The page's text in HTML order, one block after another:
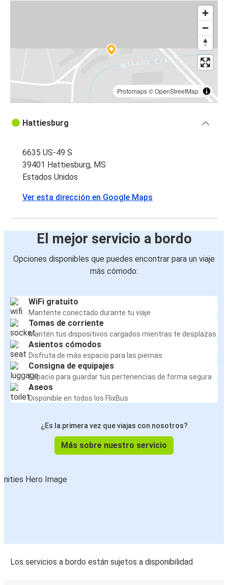
Protomaps©OpenStreetMap
Hattiesburg
6635 US-49 S
39401 Hattiesburg, MS
Estados Unidos
Ver esta dirección en Google Maps
El mejor servicio a bordo
Opciones disponibles que puedes encontrar para un viaje
más cómodo:
WiFi gratuito
Mantente conectado durante tu viaje
Tomas de corriente
Mantén tus dispositivos cargados mientras te desplazas
Asientos cómodos
Disfruta de más espacio para las piernas
Consigna de equipajes
Espacio para guardar tus pertenencias de forma segura
Aseos
Disponible en todos los FlixBus
¿Es la primera vez que viajas con nosotros?
Más sobre nuestro servicio
Los servicios a bordo están sujetos a disponibilidad